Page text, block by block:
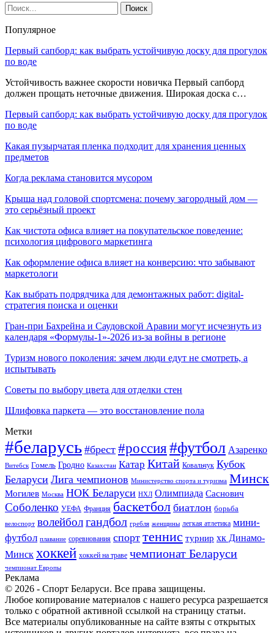
Популярное
Первый сапборд: как выбрать устойчивую доску для прогулок
по воде
Устойчивость важнее скорости новичка Первый сапборд
должен прощать неточные движения. Широкая доска с…
Первый сапборд: как выбрать устойчивую доску для прогулок
по воде
Какая пузырчатая пленка подходит для хранения ценных
предметов
Когда реклама становится мусором
Крыша над головой спортсмена: почему загородный дом —
это серьёзный проект
Как чистота офиса влияет на покупательское поведение:
психология цифрового маркетинга
Как оформление офиса влияет на конверсию: что забывают
маркетологи
Как выбрать подрядчика для демонтажных работ: digital-
стратегия поиска и оценки
Гран-при Бахрейна и Саудовской Аравии могут исчезнуть из
календаря «Формулы-1»-2026 из-за войны в регионе
Туризм нового поколения: зачем люди едут не смотреть, а
испытывать
Советы по выбору цвета для отделки стен
Шлифовка паркета — это восстановление пола
Метки
#беларусь #брест #россия#футбол Азаренко
Витебск Гомель Гродно Казахстан Катар Китай Ковальчук Кубок
Беларуси Лига чемпионов Министерство спорта и туризма Минск
Могилев Москва НОК Беларуси НХЛ Олимпиада Саснович
Соболенко УЕФА Франция баскетбол биатлон борьба
велоспорт волейболгандбол гребля женщины легкая атлетика мини-
футбол плавание соревнования спорт теннис турнир хк Динамо-
Минск хоккей хоккей на траве чемпионат Беларуси
чемпионат Европы
Реклама
© 2026 - Спорт Беларуси. Все права защищены.
Любое копирование материалов с нашего ресурса разрешается
только с обратной активной ссылкой на страницу статьи.
Все материалы опубликованные на сайте взяты с открытых